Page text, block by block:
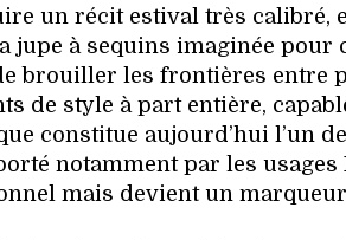
un récit estival très calibré,
jupe à sequins imaginée pour
brouiller les frontières entre
de style à part entière,
constitue aujourd’hui l’un
notamment par les usages
mais devient un